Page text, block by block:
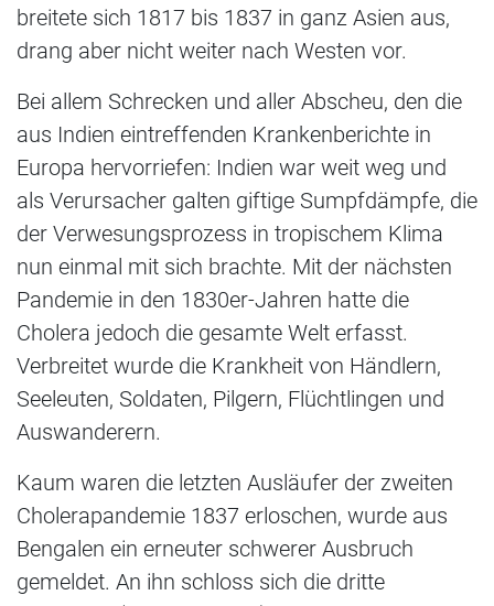
breitete sich 1817 bis 1837 in ganz Asien aus,
drang aber nicht weiter nach Westen vor.
Bei allem Schrecken und aller Abscheu, den die
aus Indien eintreffenden Krankenberichte in
Europa hervorriefen: Indien war weit weg und
als Verursacher galten giftige Sumpfdämpfe, die
der Verwesungsprozess in tropischem Klima
nun einmal mit sich brachte. Mit der nächsten
Pandemie in den 1830er-Jahren hatte die
Cholera jedoch die gesamte Welt erfasst.
Verbreitet wurde die Krankheit von Händlern,
Seeleuten, Soldaten, Pilgern, Flüchtlingen und
Auswanderern.
Kaum waren die letzten Ausläufer der zweiten
Cholerapandemie 1837 erloschen, wurde aus
Bengalen ein erneuter schwerer Ausbruch
gemeldet. An ihn schloss sich die dritte